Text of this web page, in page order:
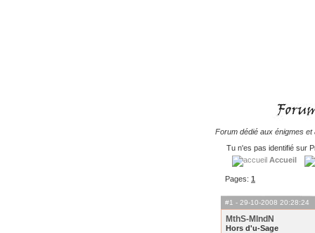
Forum dédié aux énigmes et
Tu n'es pas identifié sur
Accueil
Pages: 1
#1 - 29-10-2008 20:28:24
MthS-MlndN
Hors d'u-Sage